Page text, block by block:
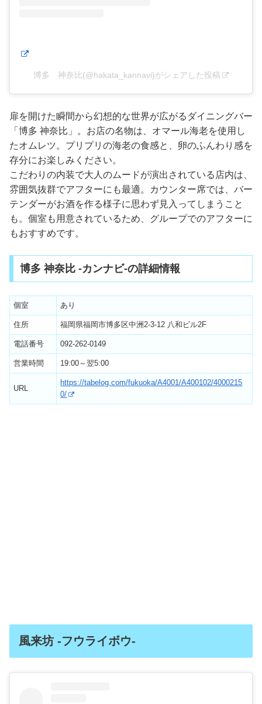
博多 神奈比(@hakata_kannavi)がシェアした投稿
扉を開けた瞬間から幻想的な世界が広がるダイニングバー
「博多 神奈比」。お店の名物は、オマール海老を使用し
たオムレツ。プリプリの海老の食感と、卵のふんわり感を
存分にお楽しみください。
こだわりの内装で大人のムードが演出されている店内は、
雰囲気抜群でアフターにも最適。カウンター席では、バー
テンダーがお酒を作る様子に思わず見入ってしまうこと
も。個室も用意されているため、グループでのアフターに
もおすすめです。
博多 神奈比 -カンナビ-の詳細情報
個室 あり
住所 福岡県福岡市博多区中洲2-3-12 八和ビル2F
電話番号 092-262-0149
営業時間 19:00～翌5:00
URL
https://tabelog.com/fukuoka/A4001/A400102/4000215
0/
風来坊 -フウライボウ-